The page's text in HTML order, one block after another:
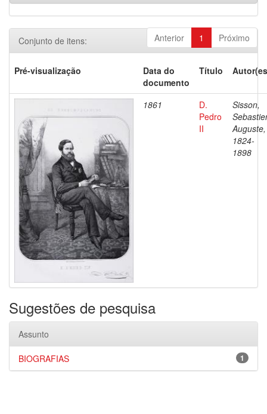
Anterior 1 Próximo
Conjunto de itens:
Pré-visualização
Data do
documento
Título
1861
D.
Pedro
II
Sisson,
Auguste,
1824-
1898
Sugestões de pesquisa
Assunto
1
BIOGRAFIAS